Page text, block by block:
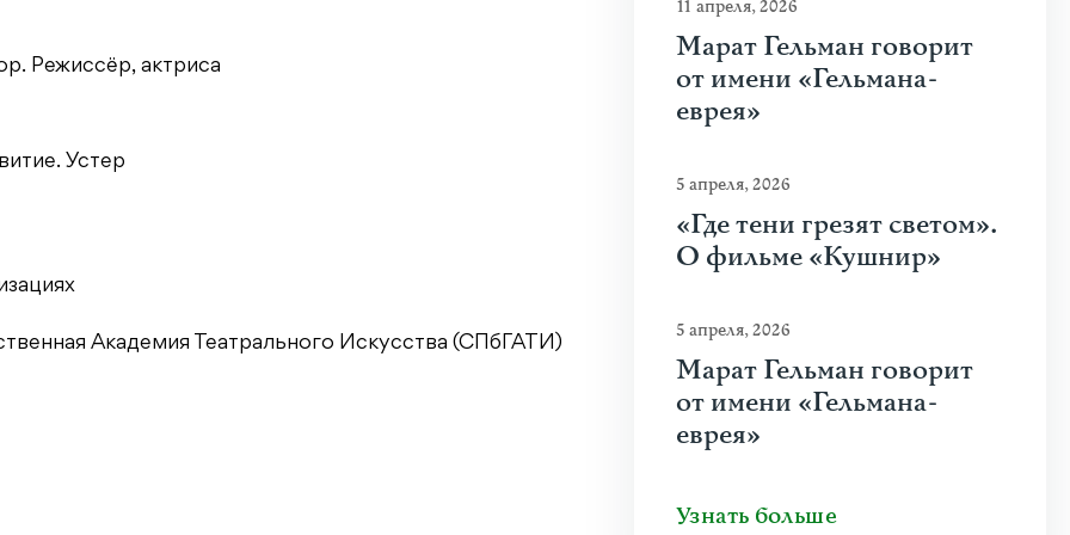
Режиссёр, актриса
Устер
Академия Театрального Искусства (СПбГАТИ)
11 апреля, 2026
Марат Гельман говорит
от имени «Гельмана-
еврея»
5 апреля, 2026
«Где тени грезят светом».
О фильме «Кушнир»
5 апреля, 2026
Марат Гельман говорит
от имени «Гельмана-
еврея»
Узнать больше